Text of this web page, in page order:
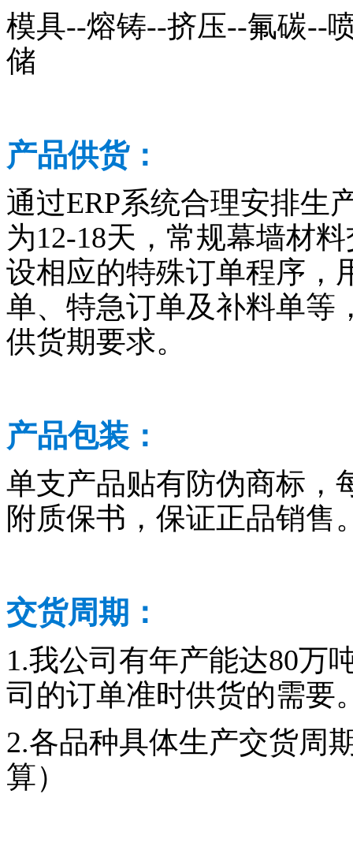
模具--熔铸--挤压--氟碳--
储
产品供货：
通过ERP系统合理安排生
为12-18天，常规幕墙材
设相应的特殊订单程序，
单、特急订单及补料单等
供货期要求。
产品包装：
单支产品贴有防伪商标，
附质保书，保证正品销售
交货周期：
1.我公司有年产能达80万
司的订单准时供货的需要
2.各品种具体生产交货周
算）